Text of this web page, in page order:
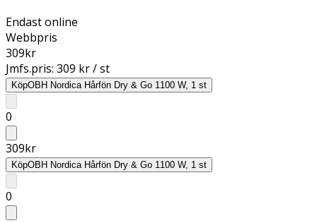
Endast online
Webbpris
309kr
Jmfs.pris: 309 kr / st
KöpOBH Nordica Hårfön Dry & Go 1100 W, 1 st
0
309kr
KöpOBH Nordica Hårfön Dry & Go 1100 W, 1 st
0